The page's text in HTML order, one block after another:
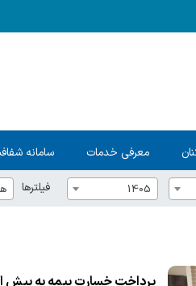
معرفی خدمات سامانه
1405 فیلترها
پرداخت خسارت بیمه به بیش از ۸۰ درصد خودروهای آسیب دیده ناشی از جنگ رمضان در